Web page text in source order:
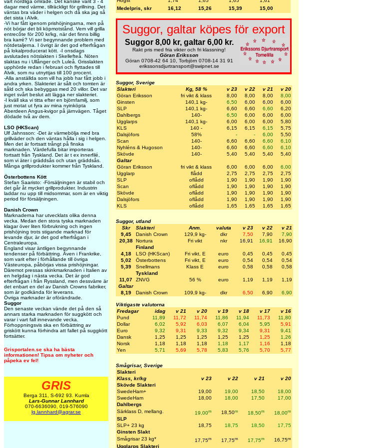
vårt nordliga område. Det kanske varit 3 - 4
dagar med värme, tillräckligt för grillning. Det
väntas bra väder i helgen och då ska jag så
det sista i Alvik.
-Vi har fått igenom prishöjningarna, men på
nöt börjar det bli köpmotstånd. Vem vill grilla
entrecôte för 200 kr/kg, när det finns billig
bra karré? Vi ser begynnande problem med
nötdetaljerna. I övrigt är det god efterfrågan
på lokalproducerat kött. -I onsdags
avslutades nötslakten i Skellefteå. Nöten
slaktas nu i Ullånger och Luleå. Grisslakten
upphörde redan i februari och flyttades till
Alvik, som nu utnyttjas till 100 procent.
-Alla anställda som vill ha jobb har fått jobb i
andra yrken. Slakteriet är sålt och tomten är
såld och ska bebyggas med 20 villor. Det var
inget svårt beslut att lägga ner slakteriet.
-I kväll ska vi titta efter en björnfamilj, som
just motat ut fyra av mina nyinköpta
Aberdeen Angus-kvigor på järnvägen. Tåget
dödade två av dem.
LSO (HKScan)
Ulf Jahnsson: -Det är värmebölja med bra
grillväder och den väntas hålla i sig i helgen.
Men det är fortsatt trångt på finska
marknaden. Värdefulla bitar importeras
fortsatt från Tyskland. Det är t ex innerfilé,
som vi äter i gräddsås och utan gräddsås.
Många grillprodukter kommer från Tyskland.
Österbottens Kött
Stefan Saaristo: -Försäljningen är stabil och
det går åt mycket grillprodukter. Industrin
laddar nu upp till midsommar, som är en viktig
period för försäljningen.
Danish Crown
Marknaderna har utvecklats olika denna
vecka. Medan den stora tyska marknaden
klagar över liten förbrukning och ingen
prishöjning trots stigande marknad för
levande djur, är det god efterfrågan i
Centraleuropa.
England visar äntligen begynnande
tendenser på förbättring. Även i Frankrike,
som varit efter i förhållande till övriga
Västeuropa, påbörjas vissa prishöjningar.
Däremot pressas skinkmarknaden i Italien av
en helgdag i nästa vecka. Det är god
efterfrågan i från Ryssland, men dessvärre är
det enbart en del av Danish Crowns fabriker,
som är godkända för leverans.
Övriga marknader är oförändrade.
Suggor
Den senaste veckan vände det på den så
annars starka marknaden för suggkött och
varar i vart fall innevande vecka.
Förhoppningsvis ska en förbättring av
griskött kunna förhindra att fallet på suggkött
fortsätter.
Grisportalen.se ska ha bästa
informationen! Tipsa om nyheter och
påpeka ev fel!
GRIS
Berga 311, S-692 93. Kumla
Lars-Gunnar Lannhard
070-6636090, 019-576090
lg.lannhard@agrar.se
Medelpris, skr
16,12 15,26 15,39 15,00
Suggor, galtar köpes för export
Suggor 8,00 kr, galtar 6,00 kr.
Rakt pris med fria vikter och fri klassning!
Göran Eriksson
Göran 0708-42 64 10, Torbjörn 0708-14 31 91
erikssonsdjurtransport@swipnet.se
Suggor, Sverige
Slakteri
Kg, 58 % v 23 v 22 v 21
v 20
Göran Eriksson
fri vikt & klass 8,00 8,00 8,00
8,00
Ginsten
140,1 kg- 6,50 6,00 6,00
6,00
SLP
140,1 kg- 6,60 6,60 6,60
6,20
Dahlbergs
140- 6,50 6,00 6,00
6,00
Ugglarps
140,1 kg- 6,00 6,00 6,00
5,80
KLS
140 - 6,15 6,15 6,15
5,75
Dalsjöfors
58% - - 6,00
5,50
Scan
140- 6,60 6,60 6,60
6,10
Nyhléns & Hugoson
140- 6,60 6,60 6,60
6,10
Skövde
140- 5,40 5,40 5,40
5,40
Galtar
Göran Eriksson
fri vikt & klass 6,00 6,00 6,00
6,00
Ugglarp
flådd 2,75 2,75 2,75
2,75
SLP
oflådd 1,90 1,90 1,90
1,90
Scan
oflådd 1,90 1,90 1,90
1,90
Skövde
oflådd 1,90 1,90 1,90
1,90
Dalsjöfors
oflådd 1,90 1,90 1,90
1,90
KLS
oflådd 1,65 1,65 1,65 1,65
Suggor, utland
Skr
Slakteri Anm. valuta v 23 v 22
v 21
9,45
Danish Crown 129,9 kg- dkr 7,50 7,90
7,90
20,38 Nortura Fri vikt nkr 16,91 16,91
16,90
Finland
4,18
LSO (HKScan) Fri vikt, E euro 0,45 0,45
0,45
5,02
Österbottens Fri vikt, E euro 0,54 0,54
0,54
5,39
Snellmans Klass E euro 0,58 0,58
0,58
Tyskland
11,07
ZNVG 56 % euro 1,19 1,19
1,19
Galtar
8,19
Danish Crown 109,9 kg- dkr 6,50 6,90 6,90
Viktigaste valutorna
Fredagar
idag v 21 v 20 v 19 v 18 v 17
v 16
Pund
11,89 11,72 11,74 11,86 11,94 11,73
11,80
Dollar
6,02 5,92 6,03 6,07 6,04 5,95
5,91
Euro
9,32 9,31 9,33 9,32 9,34 9,31
9,41
Dansk
1,25 1,25 1,25 1,25 1,25 1,25
1,26
Norsk
1,18 1,18 1,18 1,18 1,17 1,16
1,18
Yen
5,71 5,69 5,78 5,83 5,76 5,70 5,77
Smågrisar, Sverige
Slakteri
Klass, kr/kg
v 23 v 22 v 21
v 20
Skövde Slakteri
SwedeHam+
19,00 19,00 18,50
18,00
SwedeHam
18,00 18,00 17,50
17,00
Dahlbergs
Särklass D, mellang.
19,00m 18,50m 18,50m 18,00m
SLP
SLP+ 23 kg
18,75 18,75 18,50
17,75
Ginsten Slakt
Smågrisar 23 kg*
17,75m 17,75m 17,75m 16,75m
Ugglarps Slakteri